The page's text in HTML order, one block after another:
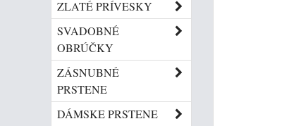
ZLATÉ PRÍVESKY
SVADOBNÉ
OBRÚČKY
ZÁSNUBNÉ
PRSTENE
DÁMSKE PRSTENE